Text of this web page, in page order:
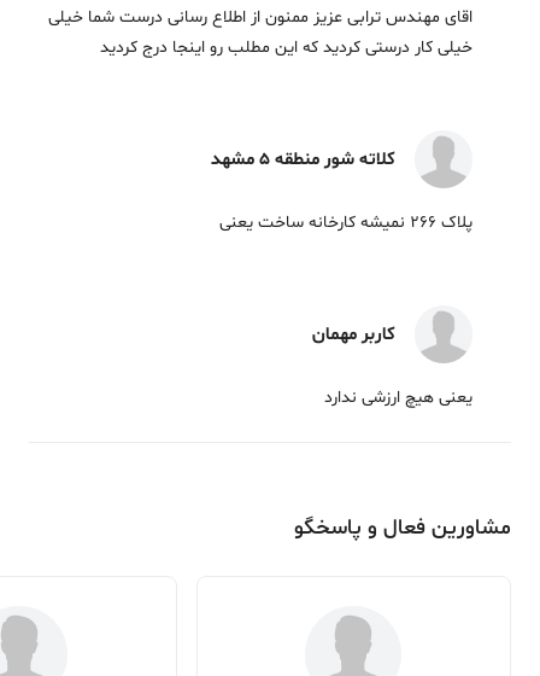
اقای مهندس ترابی عزیز ممنون از اطلاع رسانی درست شما خیلی
خیلی کار درستی کردید که این مطلب رو اینجا درج کردید
کلاته شور منطقه 5 مشهد
پلاک 266 نمیشه کارخانه ساخت یعنی
کاربر مهمان
یعنی هیچ ارزشی ندارد
مشاورین فعال و پاسخگو